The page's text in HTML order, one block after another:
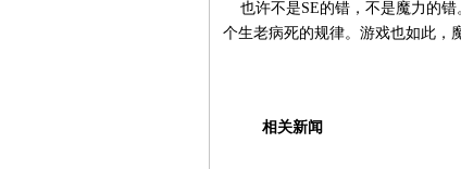
也许不是SE的错，不是魔力的错
个生老病死的规律。游戏也如此，
相关新闻